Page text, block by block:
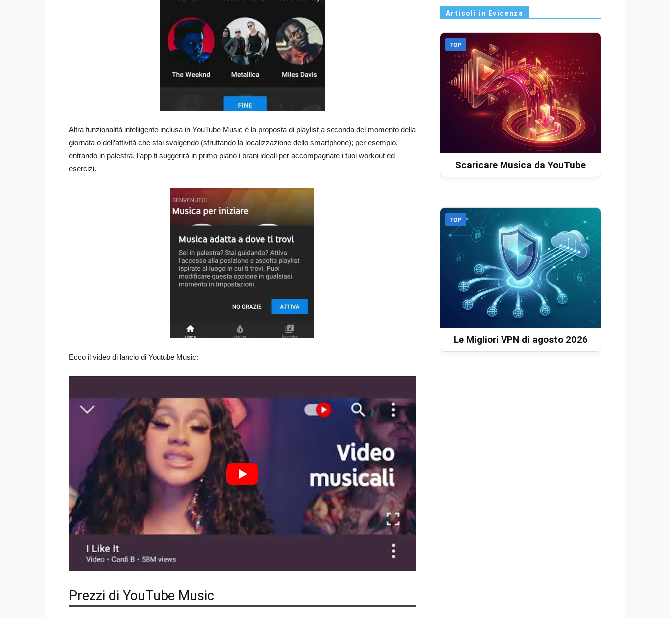
Altra funzionalità intelligente inclusa in YouTube Music è la proposta di playlist a seconda del momento della
giornata o dell’attività che stai svolgendo (sfruttando la localizzazione dello smartphone); per esempio,
entrando in palestra, l’app ti suggerirà in primo piano i brani ideali per accompagnare i tuoi workout ed
esercizi.
Ecco il video di lancio di Youtube Music:
Prezzi di YouTube Music
Articoli in Evidenza
TOP
Scaricare Musica da YouTube
TOP
Le Migliori VPN di agosto 2026